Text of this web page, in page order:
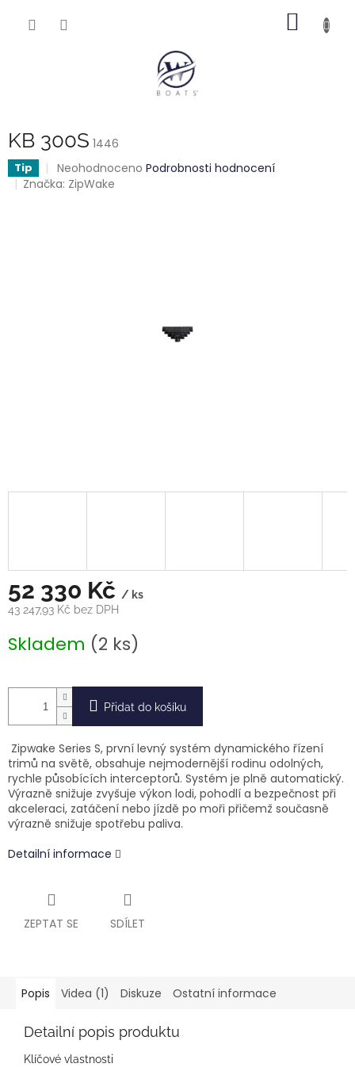
KB 300S 1446
Tip
Průměrné
hodnocení
Neohodnoceno Podrobnosti hodnocení
Značka: ZipWake
52 330 Kč / ks
43 247,93 Kč bez DPH
cena:
Skladem (2 ks)
Přidat do košíku
Zipwake Series S, první levný systém dynamického řízení
trimů na světě, obsahuje nejmodernější rodinu odolných,
rychle působících interceptorů. Systém je plně automatický.
Výrazně snižuje zvyšuje výkon lodi, pohodlí a bezpečnost při
akceleraci, zatáčení nebo jízdě po moři přičemž současně
výrazně snižuje spotřebu paliva.
Detailní informace
ZEPTAT SE SDÍLET
Popis Videa (1) Diskuze Ostatní informace
Detailní popis produktu
Klíčové vlastnosti